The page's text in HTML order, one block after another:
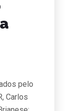
pelo
Carlos